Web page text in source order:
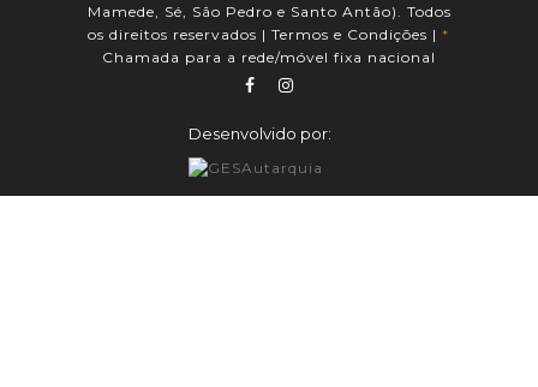
Mamede, Sé, São Pedro e Santo Antão). Todos
os direitos reservados | Termos e Condições | *
Chamada para a rede/móvel fixa nacional
Desenvolvido por: